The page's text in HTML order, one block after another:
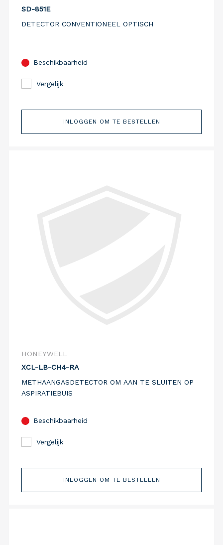
SD-851E
DETECTOR CONVENTIONEEL OPTISCH
Beschikbaarheid
Vergelijk
INLOGGEN OM TE BESTELLEN
HONEYWELL
XCL-LB-CH4-RA
METHAANGASDETECTOR OM AAN TE SLUITEN OP
ASPIRATIEBUIS
Beschikbaarheid
Vergelijk
INLOGGEN OM TE BESTELLEN